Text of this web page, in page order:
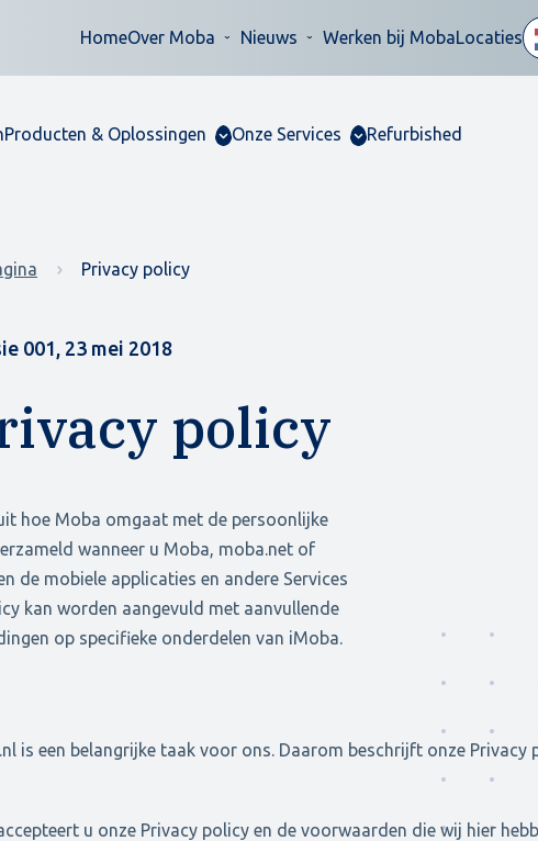
HomeOver Moba Nieuws Werken bij MobaLocaties
Producten & Oplossingen Onze Services Refurbished
Privacy policy
001, 23 mei 2018
policy
hoe Moba omgaat met de persoonlijke
wanneer u Moba, moba.net of
de mobiele applicaties en andere Services
kan worden aangevuld met aanvullende
op specifieke onderdelen van iMoba.
is een belangrijke taak voor ons. Daarom beschrijft onze
u onze Privacy policy en de voorwaarden die wij hier